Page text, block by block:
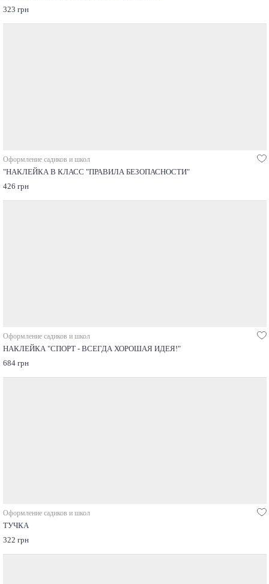
323 грн
Оформление садиков и школ
"НАКЛЕЙКА В КЛАСС "ПРАВИЛА БЕЗОПАСНОСТИ"
426 грн
Оформление садиков и школ
НАКЛЕЙКА "СПОРТ - ВСЕГДА ХОРОШАЯ ИДЕЯ!"
684 грн
Оформление садиков и школ
ТУЧКА
322 грн